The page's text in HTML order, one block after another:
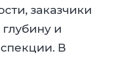
заказчики
и
В